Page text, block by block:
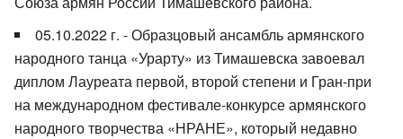
05.10.2022 г. - Образцовый ансамбль армянского
народного танца «Урарту» из Тимашевска завоевал
диплом Лауреата первой, второй степени и Гран-при
на международном фестивале-конкурсе армянского
народного творчества «НРАНЕ», который недавно